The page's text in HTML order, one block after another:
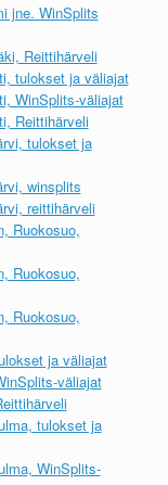
jne. WinSplits
Reittihärveli
tulokset ja väliajat
WinSplits-väliajat
Reittihärveli
tulokset ja
winsplits
reittihärveli
Ruokosuo,
Ruokosuo,
Ruokosuo,
ja väliajat
väliajat
tulokset ja
WinSplits-